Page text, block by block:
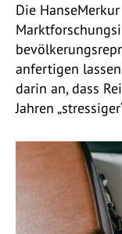
Die
anfertigen
darin an, dass
Jahren